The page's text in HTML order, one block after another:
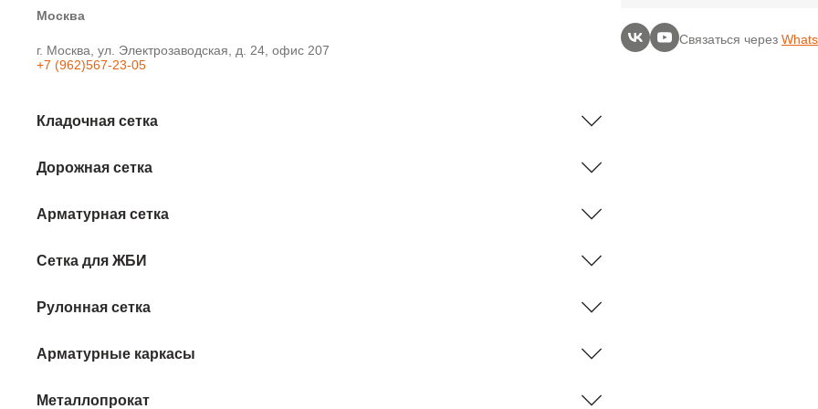
Москва
г. Москва, ул. Электрозаводская, д. 24, офис 207
+7 (962)567-23-05
Связаться через
Кладочная сетка
Дорожная сетка
Арматурная сетка
Сетка для ЖБИ
Рулонная сетка
Арматурные каркасы
Металлопрокат